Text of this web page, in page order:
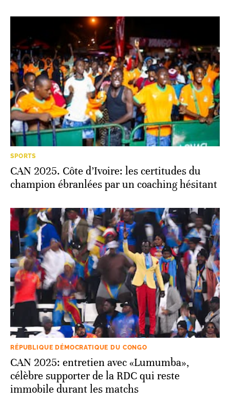
SPORTS
CAN 2025. Côte d’Ivoire: les certitudes du
champion ébranlées par un coaching hésitant
RÉPUBLIQUE DÉMOCRATIQUE DU CONGO
CAN 2025: entretien avec «Lumumba»,
célèbre supporter de la RDC qui reste
immobile durant les matchs